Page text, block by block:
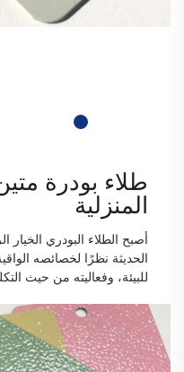
طلاء بودرة
المنزلية
أصبح الطلاء البودري الخيار
الحديثة نظرًا لخصائصه
للبيئة، وفعاليته من حيث